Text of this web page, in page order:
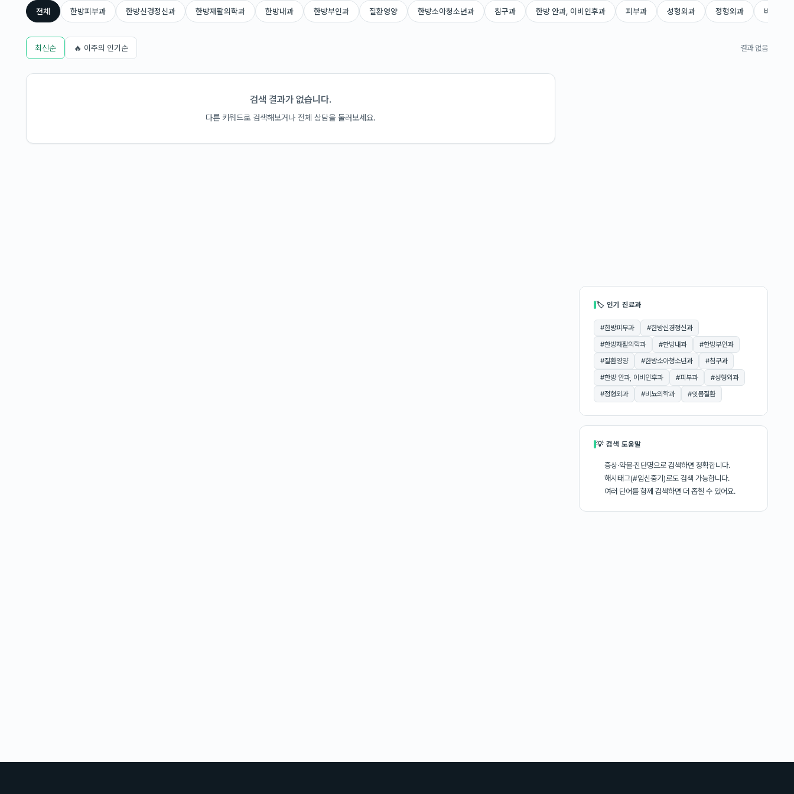
전체 한방피부과 한방신경정신과 한방재활의학과 한방내과 한방부인과 질환영양 한방소아청소년과 침구과 한방 안과, 이비인후과 피부과 성형외과 정형외과 비뇨의학
최신순 🔥 이주의 인기순 결과 없음
검색 결과가 없습니다.
다른 키워드로 검색해보거나 전체 상담을 둘러보세요.
🏷 인기 진료과
#한방피부과 #한방신경정신과
#한방재활의학과 #한방내과 #한방부인과
#질환영양 #한방소아청소년과 #침구과
#한방 안과, 이비인후과 #피부과 #성형외과
#정형외과 #비뇨의학과 #잇몸질환
💡 검색 도움말
증상·약물·진단명으로 검색하면 정확합니다.
해시태그(#임신중기)로도 검색 가능합니다.
여러 단어를 함께 검색하면 더 좁힐 수 있어요.